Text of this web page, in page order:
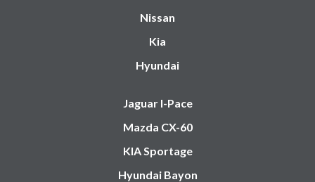
Nissan
Kia
Hyundai
Jaguar I-Pace
Mazda CX-60
KIA Sportage
Hyundai Bayon